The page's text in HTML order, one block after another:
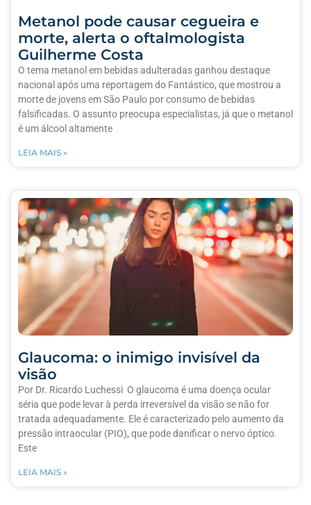
Metanol pode causar cegueira e
morte, alerta o oftalmologista
Guilherme Costa
O tema metanol em bebidas adulteradas ganhou destaque
nacional após uma reportagem do Fantástico, que mostrou a
morte de jovens em São Paulo por consumo de bebidas
falsificadas. O assunto preocupa especialistas, já que o metanol
é um álcool altamente
LEIA MAIS »
Glaucoma: o inimigo invisível da
visão
Por Dr. Ricardo Luchessi O glaucoma é uma doença ocular
séria que pode levar à perda irreversível da visão se não for
tratada adequadamente. Ele é caracterizado pelo aumento da
pressão intraocular (PIO), que pode danificar o nervo óptico.
Este
LEIA MAIS »